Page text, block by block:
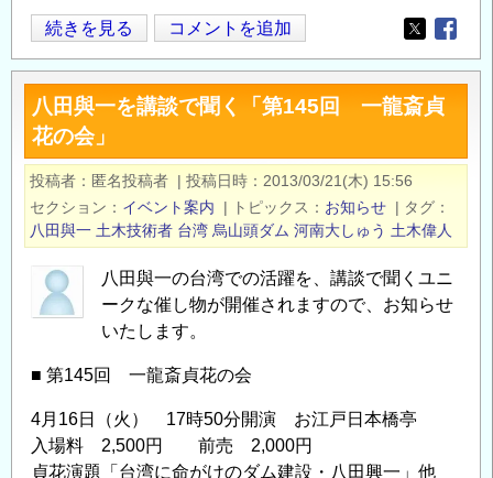
青
山
士
に
関
す
る
知
水
資
料
活
動
が
yomiuri
続きを見る コメントを追加
Opens in
八田與一を講談で聞く「第145回 一龍斎貞
花の会」
投稿者 匿名投稿者 | 投稿日時
2013/03/21(木) 15:56
セクション
イベント案内 | トピックス お知らせ | タグ
八田與一 土木技術者 台湾 烏山頭ダム 河南大しゅう 土木偉人
八田與一の台湾での活躍を、講談で聞くユニ
ークな催し物が開催されますので、お知らせ
いたします。
■ 第145回 一龍斎貞花の会
4月16日（火） 17時50分開演 お江戸日本橋亭
入場料 2,500円 前売 2,000円
貞花演題「台湾に命がけのダム建設・八田興一」他